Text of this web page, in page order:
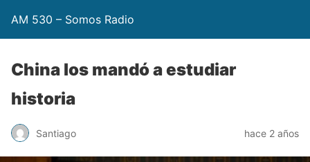
AM 530 – Somos Radio
China los mandó a estudiar
historia
Santiago hace 2 años